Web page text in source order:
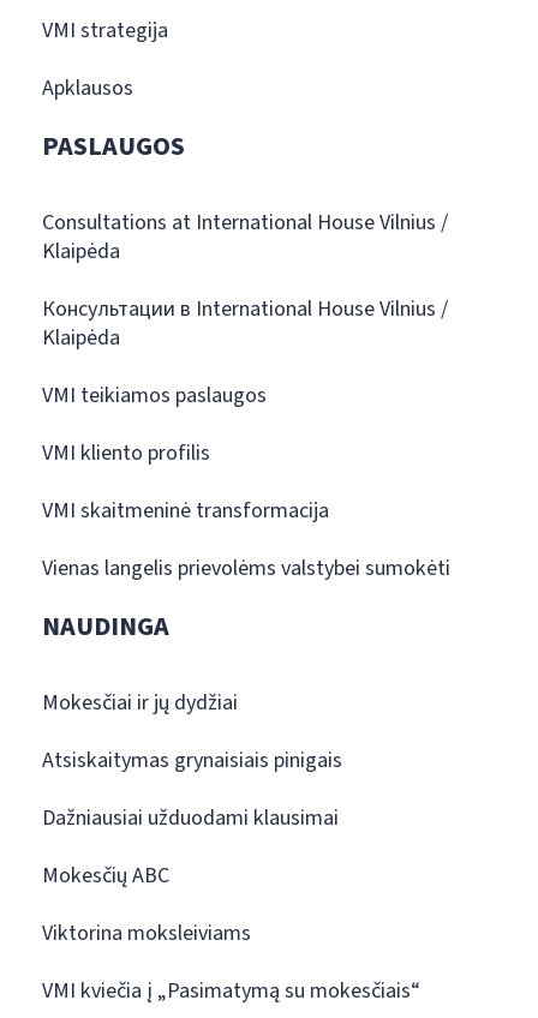
VMI strategija
Apklausos
PASLAUGOS
Consultations at International House Vilnius /
Klaipėda
Консультации в International House Vilnius /
Klaipėda
VMI teikiamos paslaugos
VMI kliento profilis
VMI skaitmeninė transformacija
Vienas langelis prievolėms valstybei sumokėti
NAUDINGA
Mokesčiai ir jų dydžiai
Atsiskaitymas grynaisiais pinigais
Dažniausiai užduodami klausimai
Mokesčių ABC
Viktorina moksleiviams
VMI kviečia į „Pasimatymą su mokesčiais“